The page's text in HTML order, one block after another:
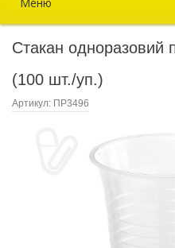
Стакан одноразовий
(100 шт./уп.)
Артикул: ПР3496